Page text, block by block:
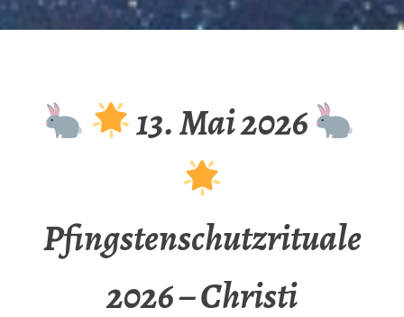
13. Mai 2026
Pfingstenschutzrituale
2026 – Christi